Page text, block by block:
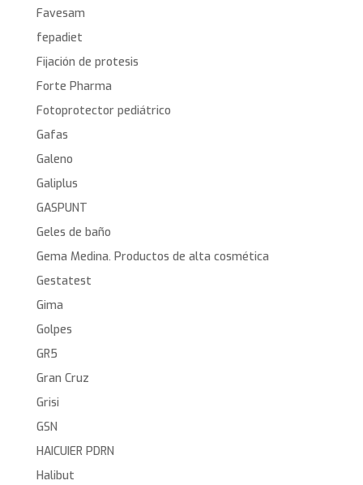
Favesam
fepadiet
Fijación de protesis
Forte Pharma
Fotoprotector pediátrico
Gafas
Galeno
Galiplus
GASPUNT
Geles de baño
Gema Medina. Productos de alta cosmética
Gestatest
Gima
Golpes
GR5
Gran Cruz
Grisi
GSN
HAICUIER PDRN
Halibut